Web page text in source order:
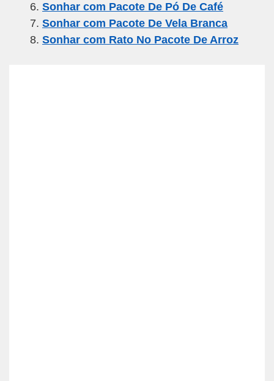
k
Sonhar com Pacote De Pó De Café
Sonhar com Pacote De Vela Branca
Sonhar com Rato No Pacote De Arroz